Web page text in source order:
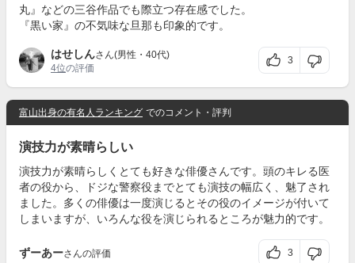
丸』などの三谷作品でも際立つ存在感でした。
『黒い家』の不気味な旦那も印象的です。
はせしんさん(男性・40代)
4位の評価
3
富山出身の有名人ランキング でのコメント・評判
演技力が素晴らしい
演技力が素晴らしくとても好きな俳優さんです。頭のキレる医
者の役から、ドジな警察役までとても演技の幅広く、魅了され
ました。多くの俳優は一度演じるとその役のイメージが付いて
しまいますが、いろんな役を演じられるところが魅力的です。
ずーあーさんの評価 3